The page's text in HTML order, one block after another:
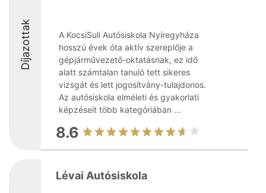
Díjazottak
A KocsiSuli Autósiskola Nyíregyháza
hosszú évek óta aktív szereplője a
gépjárművezető-oktatásnak, ez idő
alatt számtalan tanuló tett sikeres
vizsgát és lett jogosítvány-tulajdonos.
Az autósiskola elméleti és gyakorlati
képzéseit több kategóriában ...
8.6
Lévai Autósiskola